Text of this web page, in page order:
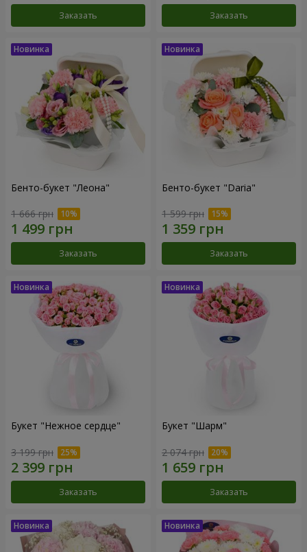
Заказать Заказать
Бенто-букет "Леона"
1 666 грн
Заказать
Бенто-букет "Daria"
1 599 грн
Заказать
Букет "Нежное сердце"
3 199 грн
Заказать
Букет "Шарм"
2 074 грн
Заказать